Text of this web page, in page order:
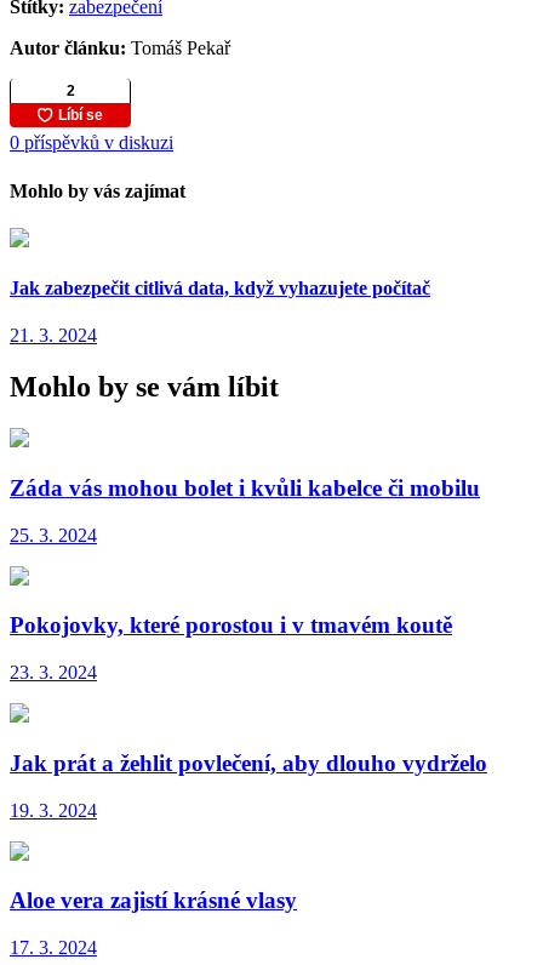
Štítky: zabezpečení
Autor článku: Tomáš Pekař
0 příspěvků v diskuzi
Mohlo by vás zajímat
Jak zabezpečit citlivá data, když vyhazujete počítač
21. 3. 2024
Mohlo by se vám líbit
Záda vás mohou bolet i kvůli kabelce či mobilu
25. 3. 2024
Pokojovky, které porostou i v tmavém koutě
23. 3. 2024
Jak prát a žehlit povlečení, aby dlouho vydrželo
19. 3. 2024
Aloe vera zajistí krásné vlasy
17. 3. 2024